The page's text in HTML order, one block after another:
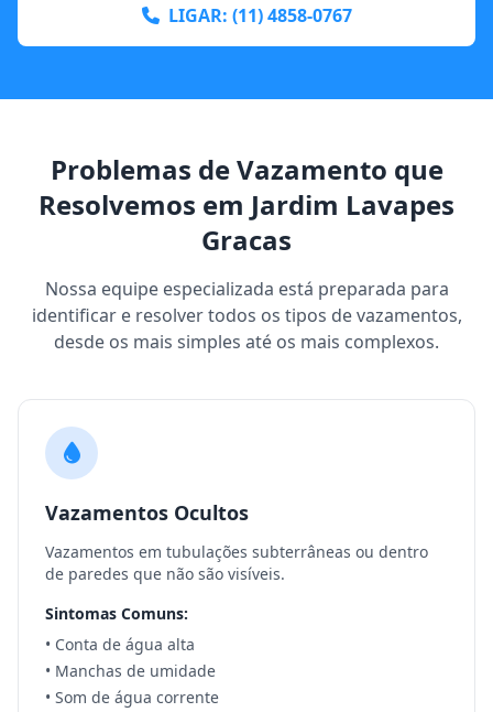
LIGAR: (11) 4858-0767
Problemas de Vazamento que
Resolvemos em Jardim Lavapes
Gracas
Nossa equipe especializada está preparada para
identificar e resolver todos os tipos de vazamentos,
desde os mais simples até os mais complexos.
Vazamentos Ocultos
Vazamentos em tubulações subterrâneas ou dentro
de paredes que não são visíveis.
Sintomas Comuns:
• Conta de água alta
• Manchas de umidade
• Som de água corrente